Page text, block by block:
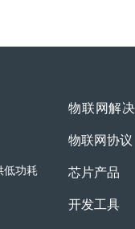
功耗
物联网解
物联网协议
芯片产品
开发工具